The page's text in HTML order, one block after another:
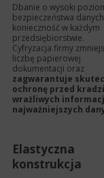
Dbanie o wysoki
bezpieczeństwa
konieczność w każdym
przedsiębiorstwie.
Cyfryzacja firmy
liczbę papierowej
dokumentacji oraz
zagwarantuje
ochronę przed
wrażliwych
najważniejszych
Elastyczna
konstrukcja